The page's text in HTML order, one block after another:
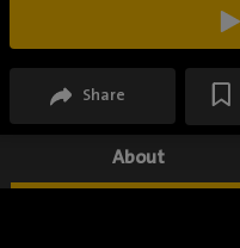
Share
About